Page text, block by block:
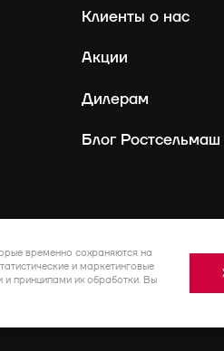
Клиенты о нас
Акции
Дилерам
Блог Ростсельмаш
временно сохраняются на
и маркетинговые
принципами их обработки. Вы